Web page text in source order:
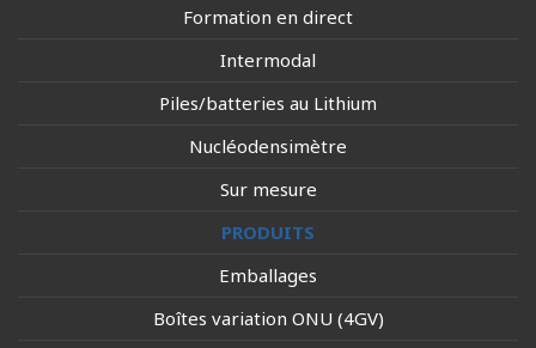
Formation en direct
Intermodal
Piles/batteries au Lithium
Nucléodensimètre
Sur mesure
PRODUITS
Emballages
Boîtes variation ONU (4GV)